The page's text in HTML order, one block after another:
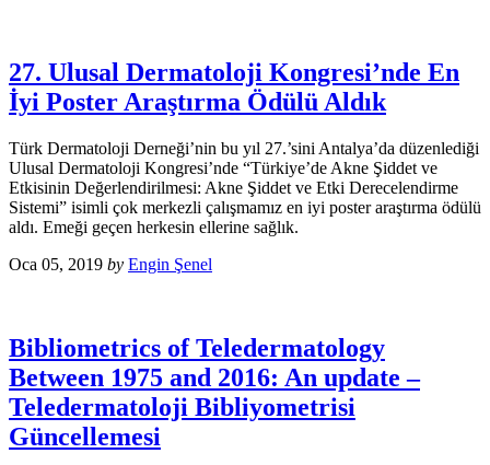
27. Ulusal Dermatoloji Kongresi’nde En
İyi Poster Araştırma Ödülü Aldık
Türk Dermatoloji Derneği’nin bu yıl 27.’sini Antalya’da düzenlediği
Ulusal Dermatoloji Kongresi’nde “Türkiye’de Akne Şiddet ve
Etkisinin Değerlendirilmesi: Akne Şiddet ve Etki Derecelendirme
Sistemi” isimli çok merkezli çalışmamız en iyi poster araştırma ödülü
aldı. Emeği geçen herkesin ellerine sağlık.
Oca 05, 2019 by Engin Şenel
Bibliometrics of Teledermatology
Between 1975 and 2016: An update –
Teledermatoloji Bibliyometrisi
Güncellemesi